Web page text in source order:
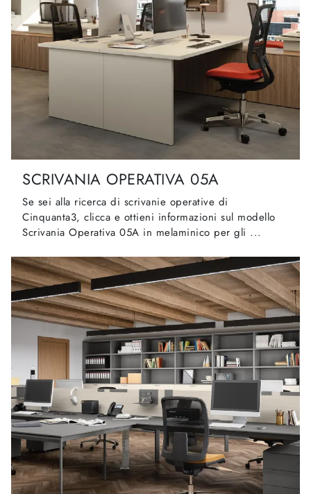
SCRIVANIA OPERATIVA 05A
Se sei alla ricerca di scrivanie operative di
Cinquanta3, clicca e ottieni informazioni sul modello
Scrivania Operativa 05A in melaminico per gli ...